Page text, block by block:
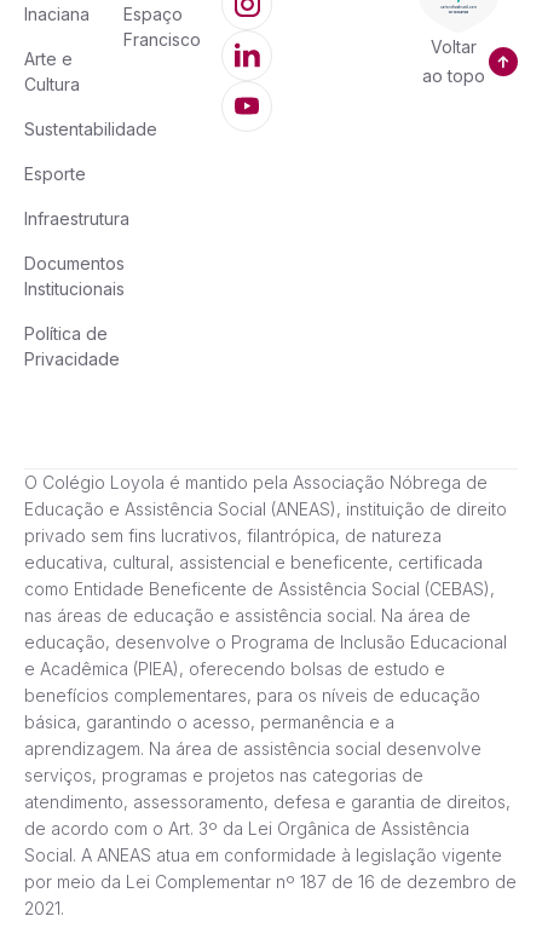
Inaciana
Arte e
Cultura
Sustentabilidade
Esporte
Infraestrutura
Documentos
Institucionais
Política de
Privacidade
Espaço
Francisco
Voltar
ao topo
O Colégio Loyola é mantido pela Associação Nóbrega de
Educação e Assistência Social (ANEAS), instituição de direito
privado sem fins lucrativos, filantrópica, de natureza
educativa, cultural, assistencial e beneficente, certificada
como Entidade Beneficente de Assistência Social (CEBAS),
nas áreas de educação e assistência social. Na área de
educação, desenvolve o Programa de Inclusão Educacional
e Acadêmica (PIEA), oferecendo bolsas de estudo e
benefícios complementares, para os níveis de educação
básica, garantindo o acesso, permanência e a
aprendizagem. Na área de assistência social desenvolve
serviços, programas e projetos nas categorias de
atendimento, assessoramento, defesa e garantia de direitos,
de acordo com o Art. 3º da Lei Orgânica de Assistência
Social. A ANEAS atua em conformidade à legislação vigente
por meio da Lei Complementar nº 187 de 16 de dezembro de
2021.